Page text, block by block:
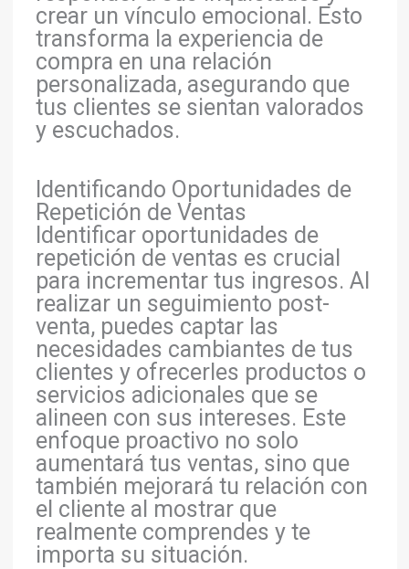
crear un vínculo emocional. Esto
transforma la experiencia de
compra en una relación
personalizada, asegurando que
tus clientes se sientan valorados
y escuchados.
Identificando Oportunidades de
Repetición de Ventas
Identificar oportunidades de
repetición de ventas es crucial
para incrementar tus ingresos. Al
realizar un seguimiento post-
venta, puedes captar las
necesidades cambiantes de tus
clientes y ofrecerles productos o
servicios adicionales que se
alineen con sus intereses. Este
enfoque proactivo no solo
aumentará tus ventas, sino que
también mejorará tu relación con
el cliente al mostrar que
realmente comprendes y te
importa su situación.